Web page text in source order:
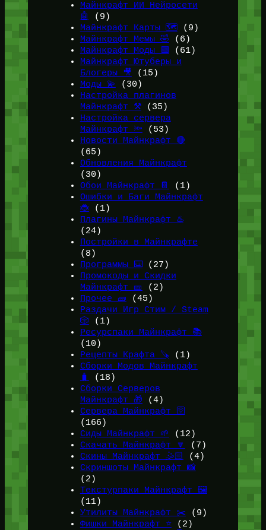
Майнкрафт ИИ Нейросети
🤖
(9)
Майнкрафт Карты 🗺️(9)
Майнкрафт Мемы 🤣 (6)
Майнкрафт Моды 🟩 (61)
Майнкрафт Ютуберы и
Блогеры 🎥
(15)
Моды 💫
(30)
Настройка плагинов
Майнкрафт ⚒️(35)
Настройка сервера
Майнкрафт 🔦 (53)
Новости Майнкрафт 🔴
(65)
Обновления Майнкрафт
(30)
Обои Майнкрафт 📔
(1)
Ошибки и Баги Майнкрафт
🐞(1)
Плагины Майнкрафт ♨️
(24)
Постройки в Майнкрафте
(8)
Программы ⌨️(27)
Промокоды и Скидки
Майнкрафт 🎫
(2)
Прочее 🧱 (45)
Раздачи Игр Стим / Steam
🎲 (1)
Ресурспаки Майнкрафт 📚
(10)
Рецепты Крафта 🪚 (1)
Сборки Модов Майнкрафт
🧳
(18)
Сборки Серверов
Майнкрафт 🎁 (4)
Сервера Майнкрафт 🛜
(166)
Сиды Майнкрафт 🌱
(12)
Скачать Майнкрафт 🔽
(7)
Скины Майнкрафт 🤹🏻
(4)
Скриншоты Майнкрафт 📸
(2)
Текстурпаки Майнкрафт 🖼️
(11)
Утилиты Майнкрафт ✂️ (9)
Фишки Майнкрафт ⭐(2)